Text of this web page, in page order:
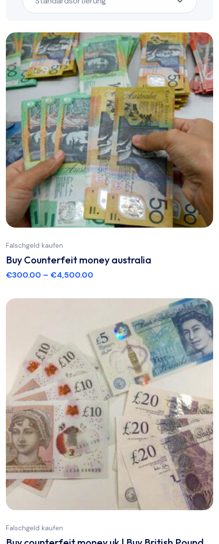
Falschgeld kaufen
Buy Counterfeit money australia
€300.00 – €4,500.00
Falschgeld kaufen